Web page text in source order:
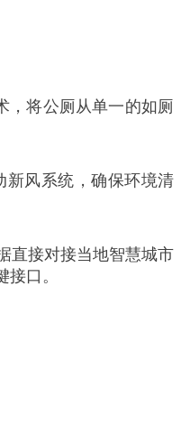
，将公厕从单一的如厕
新风系统，确保环境清
直接对接当地智慧城市
口。